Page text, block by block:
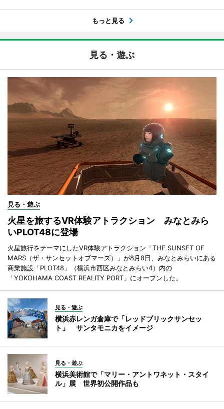
もっと見る
見る・遊ぶ
見る・遊ぶ
火星を旅するVR体験アトラクション みなとみら
いPLOT48に登場
火星旅行をテーマにしたVR体験アトラクション「THE SUNSET OF
MARS（ザ・サンセットオブマーズ）」が8月8日、みなとみらいにある
商業施設「PLOT48」（横浜市西区みなとみらい4）内の
「YOKOHAMA COAST REALITY PORT」にオープンした。
見る・遊ぶ
横浜赤レンガ倉庫で「レッドブリックサンセッ
ト」 サンタモニカをイメージ
見る・遊ぶ
横浜美術館で「マリー・アントワネット・スタイ
ル」展 世界初公開作品も